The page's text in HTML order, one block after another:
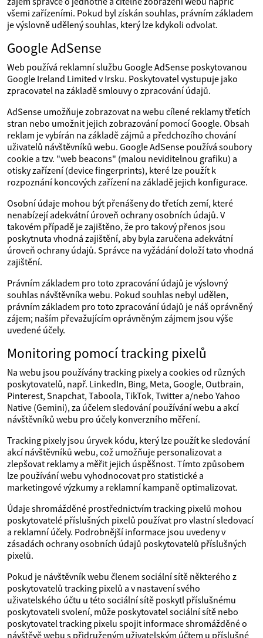
všemi zařízeními. Pokud byl získán souhlas, právním základem
je výslovně udělený souhlas, který lze kdykoli odvolat.
Google AdSense
Web používá reklamní službu Google AdSense poskytovanou
Google Ireland Limited v Irsku. Poskytovatel vystupuje jako
zpracovatel na základě smlouvy o zpracování údajů.
AdSense umožňuje zobrazovat na webu cílené reklamy třetích
stran nebo umožnit jejich zobrazování pomocí Google. Obsah
reklam je vybírán na základě zájmů a předchozího chování
uživatelů návštěvníků webu. Google AdSense používá soubory
cookie a tzv. "web beacons" (malou neviditelnou grafiku) a
otisky zařízení (device fingerprints), které lze použít k
rozpoznání koncových zařízení na základě jejich konfigurace.
Osobní údaje mohou být přenášeny do třetích zemí, které
nenabízejí adekvátní úroveň ochrany osobních údajů. V
takovém případě je zajištěno, že pro takový přenos jsou
poskytnuta vhodná zajištění, aby byla zaručena adekvátní
úroveň ochrany údajů. Správce na vyžádání doloží tato vhodná
zajištění.
Právním základem pro toto zpracování údajů je výslovný
souhlas návštěvníka webu. Pokud souhlas nebyl udělen,
právním základem pro toto zpracování údajů je náš oprávněný
zájem; naším převažujícím oprávněným zájmem jsou výše
uvedené účely.
Monitoring pomocí tracking pixelů
Na webu jsou používány tracking pixely a cookies od různých
poskytovatelů, např. LinkedIn, Bing, Meta, Google, Outbrain,
Pinterest, Snapchat, Taboola, TikTok, Twitter a/nebo Yahoo
Native (Gemini), za účelem sledování používání webu a akcí
návštěvníků webu pro účely konverzního měření.
Tracking pixely jsou úryvek kódu, který lze použít ke sledování
akcí návštěvníků webu, což umožňuje personalizovat a
zlepšovat reklamy a měřit jejich úspěšnost. Tímto způsobem
lze používání webu vyhodnocovat pro statistické a
marketingové výzkumy a reklamní kampaně optimalizovat.
Údaje shromážděné prostřednictvím tracking pixelů mohou
poskytovatelé příslušných pixelů používat pro vlastní sledovací
a reklamní účely. Podrobnější informace jsou uvedeny v
zásadách ochrany osobních údajů poskytovatelů příslušných
pixelů.
Pokud je návštěvník webu členem sociální sítě některého z
poskytovatelů tracking pixelů a v nastavení svého
uživatelského účtu u této sociální sítě poskytl příslušnému
poskytovateli svolení, může poskytovatel sociální sítě nebo
poskytovatel tracking pixelu spojit informace shromážděné o
návštěvě webu s přidruženým uživatelským účtem u příslušné